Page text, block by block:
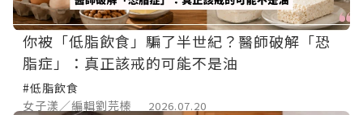
你被「低脂飲食」騙了半世紀？醫師破解「恐
脂症」：真正該戒的可能不是油
#低脂飲食
女子漾／編輯劉芫榛
2026.07.20